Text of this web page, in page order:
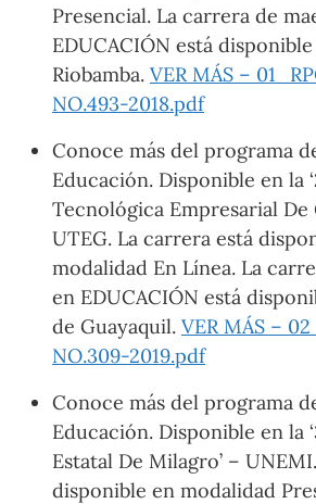
Presencial. La carrera de
EDUCACIÓN está
Riobamba. VER MÁS –
NO.493-2018.pdf
Conoce más del programa
Educación. Disponible en la
Tecnológica Empresarial De
UTEG. La carrera está
modalidad En Línea. La
en EDUCACIÓN está
de Guayaquil. VER MÁS –
NO.309-2019.pdf
Conoce más del programa
Educación. Disponible en la
Estatal De Milagro’ –
disponible en modalidad